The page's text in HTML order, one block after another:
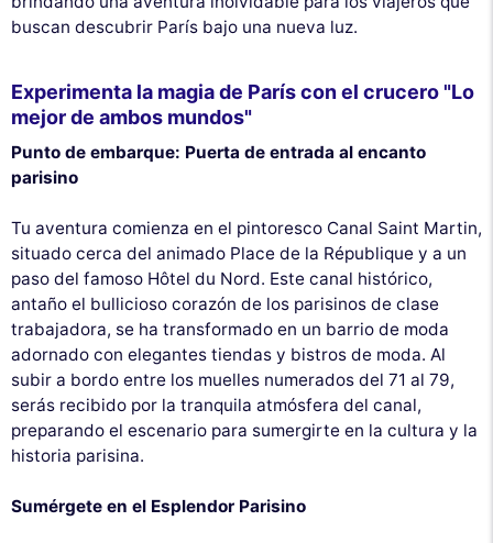
buscan descubrir París bajo una nueva luz.
Experimenta la magia de París con el crucero "Lo
mejor de ambos mundos"
Punto de embarque: Puerta de entrada al encanto
parisino
Tu aventura comienza en el pintoresco Canal Saint Martin,
situado cerca del animado Place de la République y a un
paso del famoso Hôtel du Nord. Este canal histórico,
antaño el bullicioso corazón de los parisinos de clase
trabajadora, se ha transformado en un barrio de moda
adornado con elegantes tiendas y bistros de moda. Al
subir a bordo entre los muelles numerados del 71 al 79,
serás recibido por la tranquila atmósfera del canal,
preparando el escenario para sumergirte en la cultura y la
historia parisina.
Sumérgete en el Esplendor Parisino